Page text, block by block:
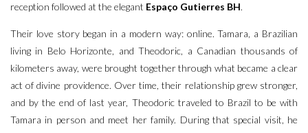
reception followed at the elegant Espaço Gutierres BH.
Their love story began in a modern way: online. Tamara, a Brazilian
living in Belo Horizonte, and Theodoric, a Canadian thousands of
kilometers away, were brought together through what became a clear
act of divine providence. Over time, their relationship grew stronger,
and by the end of last year, Theodoric traveled to Brazil to be with
Tamara in person and meet her family. During that special visit, he